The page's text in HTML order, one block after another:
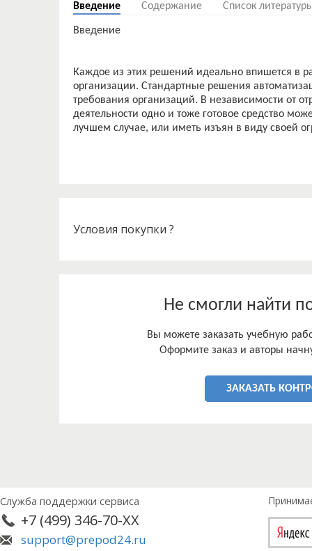
Введение Содержание Список
Введение
Каждое из этих решений идеально впишется в
организации. Стандартные решения
требования организаций. В независимости от
деятельности одно и тоже готовое средство
Условия покупки ?
Не смогли найти
Вы можете заказать учебную
Оформите заказ и авторы
ЗАКАЗАТЬ
Служба поддержки сервиса
+7 (499) 346-70-XX
support@prepod24.ru